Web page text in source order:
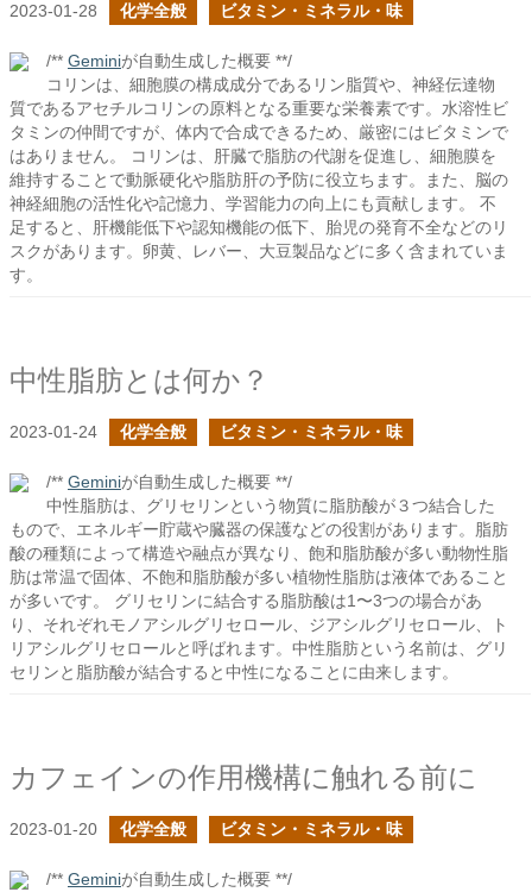
2023-01-28 化学全般 ビタミン・ミネラル・味
/** Geminiが自動生成した概要 **/
コリンは、細胞膜の構成成分であるリン脂質や、神経伝達物
質であるアセチルコリンの原料となる重要な栄養素です。水溶性ビ
タミンの仲間ですが、体内で合成できるため、厳密にはビタミンで
はありません。 コリンは、肝臓で脂肪の代謝を促進し、細胞膜を
維持することで動脈硬化や脂肪肝の予防に役立ちます。また、脳の
神経細胞の活性化や記憶力、学習能力の向上にも貢献します。 不
足すると、肝機能低下や認知機能の低下、胎児の発育不全などのリ
スクがあります。卵黄、レバー、大豆製品などに多く含まれていま
す。
中性脂肪とは何か？
2023-01-24 化学全般 ビタミン・ミネラル・味
/** Geminiが自動生成した概要 **/
中性脂肪は、グリセリンという物質に脂肪酸が３つ結合した
もので、エネルギー貯蔵や臓器の保護などの役割があります。脂肪
酸の種類によって構造や融点が異なり、飽和脂肪酸が多い動物性脂
肪は常温で固体、不飽和脂肪酸が多い植物性脂肪は液体であること
が多いです。 グリセリンに結合する脂肪酸は1〜3つの場合があ
り、それぞれモノアシルグリセロール、ジアシルグリセロール、ト
リアシルグリセロールと呼ばれます。中性脂肪という名前は、グリ
セリンと脂肪酸が結合すると中性になることに由来します。
カフェインの作用機構に触れる前に
2023-01-20 化学全般 ビタミン・ミネラル・味
/** Geminiが自動生成した概要 **/